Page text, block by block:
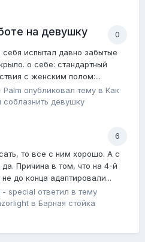
0
на девушку
испытал давно забытые
о себе: стандартный
с женским полом:...
Palm опубликовал тему в Как
соблазнить девушку
6
то все с ним хорошо. А с
Причина в том, что на 4-й
до конца адаптировали...
- special ответил в тему
в Барная стойка